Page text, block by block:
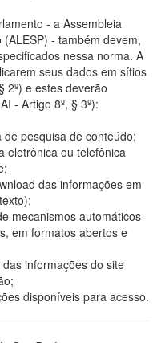
- a Assembleia
- também devem,
nessa norma. A
seus dados em sítios
2º) e estes deverão
- Artigo 8º, § 3º):
pesquisa de conteúdo;
eletrônica ou telefônica
das informações em
mecanismos automáticos
em formatos abertos e
informações do site
disponíveis para acesso.